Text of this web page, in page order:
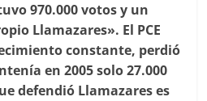
970.000 votos y un
Llamazares». El PCE
constante, perdió
en 2005 solo 27.000
defendió Llamazares es